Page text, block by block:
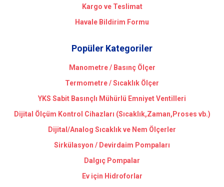
Kargo ve Teslimat
Havale Bildirim Formu
Popüler Kategoriler
Manometre / Basınç Ölçer
Termometre / Sıcaklık Ölçer
YKS Sabit Basınçlı Mühürlü Emniyet Ventilleri
Dijital Ölçüm Kontrol Cihazları (Sıcaklık,Zaman,Proses vb.)
Dijital/Analog Sıcaklık ve Nem Ölçerler
Sirkülasyon / Devirdaim Pompaları
Dalgıç Pompalar
Ev için Hidroforlar